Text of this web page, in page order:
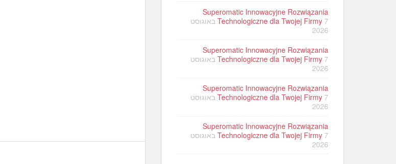
Superomatic Innowacyjne Rozwiązania
Technologiczne dla Twojej Firmy 7 באוגוסט
2026
Superomatic Innowacyjne Rozwiązania
Technologiczne dla Twojej Firmy 7 באוגוסט
2026
Superomatic Innowacyjne Rozwiązania
Technologiczne dla Twojej Firmy 7 באוגוסט
2026
Superomatic Innowacyjne Rozwiązania
Technologiczne dla Twojej Firmy 7 באוגוסט
2026